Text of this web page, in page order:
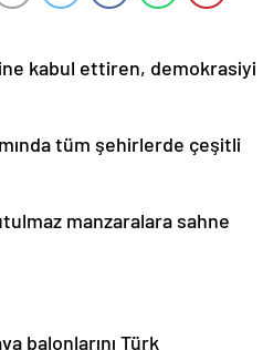
kabul ettiren, demokrasiyi
tüm şehirlerde çeşitli
manzaralara sahne
balonlarını Türk